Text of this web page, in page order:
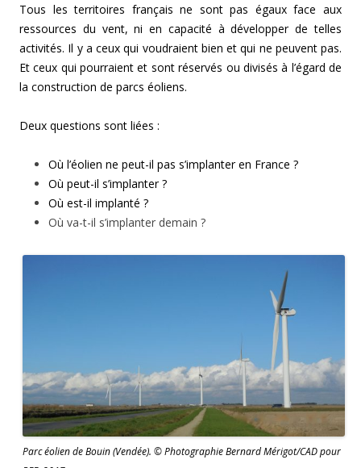
Tous les territoires français ne sont pas égaux face aux
ressources du vent, ni en capacité à développer de telles
activités. Il y a ceux qui voudraient bien et qui ne peuvent pas.
Et ceux qui pourraient et sont réservés ou divisés à l’égard de
la construction de parcs éoliens.
Deux questions sont liées :
Où l’éolien ne peut-il pas s’implanter en France ?
Où peut-il s’implanter ?
Où est-il implanté ?
Où va-t-il s’implanter demain ?
Parc éolien de Bouin (Vendée). © Photographie Bernard Mérigot/CAD pour